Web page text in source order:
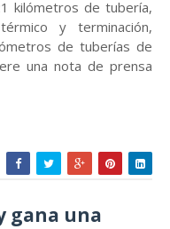
kilómetros de tubería,
y terminación,
de tuberías de
una nota de prensa
gana una